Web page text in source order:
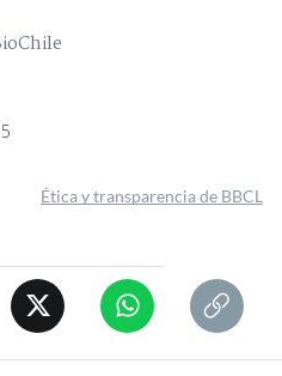
Ética y transparencia de BBCL